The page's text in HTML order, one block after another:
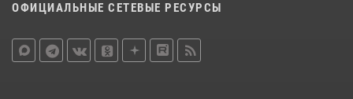
ОФИЦИАЛЬНЫЕ СЕТЕВЫЕ РЕСУРСЫ